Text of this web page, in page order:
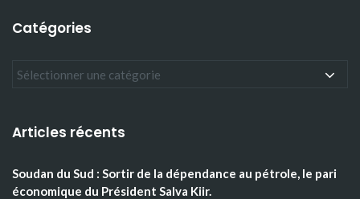
Catégories
Articles récents
Soudan du Sud : Sortir de la dépendance au pétrole, le pari
économique du Président Salva Kiir.